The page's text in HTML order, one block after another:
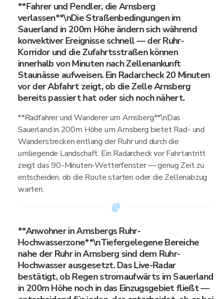
**Fahrer und Pendler, die Arnsberg
verlassen**\nDie Straßenbedingungen im
Sauerland in 200m Höhe ändern sich während
konvektiver Ereignisse schnell — der Ruhr-
Korridor und die Zufahrtsstraßen können
innerhalb von Minuten nach Zellenankunft
Staunässe aufweisen. Ein Radarcheck 20 Minuten
vor der Abfahrt zeigt, ob die Zelle Arnsberg
bereits passiert hat oder sich noch nähert.
**Radfahrer und Wanderer um Arnsberg**\nDas
Sauerland in 200m Höhe um Arnsberg bietet Rad- und
Wanderstrecken entlang der Ruhr und durch die
umliegende Landschaft. Ein Radarcheck vor Fahrtantritt
zeigt das 90-Minuten-Wetterfenster — genug Zeit zu
entscheiden, ob die Route starten oder die Zellenabzug
warten.
**Anwohner in Arnsbergs Ruhr-
Hochwasserzone**\nTiefergelegene Bereiche
nahe der Ruhr in Arnsberg sind dem Ruhr-
Hochwasser ausgesetzt. Das Live-Radar
bestätigt, ob Regen stromaufwärts im Sauerland
in 200m Höhe noch in das Einzugsgebiet fließt —